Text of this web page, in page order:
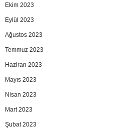
Ekim 2023
Eylül 2023
Ağustos 2023
Temmuz 2023
Haziran 2023
Mayıs 2023
Nisan 2023
Mart 2023
Şubat 2023